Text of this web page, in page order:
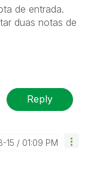
de entrada.
duas notas de
Reply
15 01:09 PM